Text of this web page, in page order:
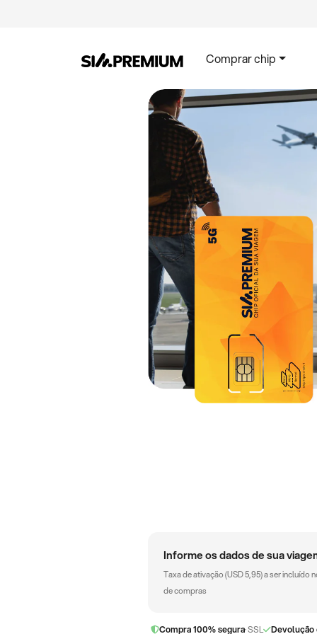
Comprar chip
Informe os dados de sua
Taxa de ativação (USD5,95) a ser incluído
de compras
Compra 100% segura· SSL Devolução